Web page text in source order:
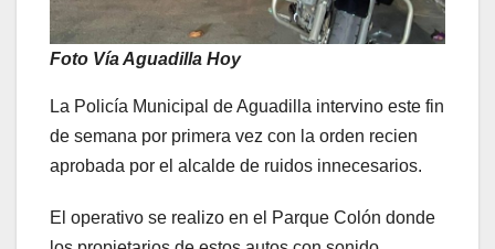
Foto Vía Aguadilla Hoy
La Policía Municipal de Aguadilla intervino este fin
de semana por primera vez con la orden recien
aprobada por el alcalde de ruidos innecesarios.
El operativo se realizo en el Parque Colón donde